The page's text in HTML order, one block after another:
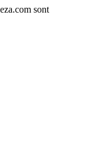
sont